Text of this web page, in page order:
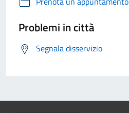
Problemi in città
Segnala disservizio